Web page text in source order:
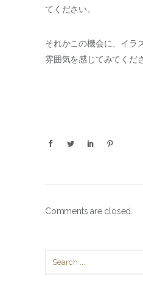
てください。
それかこの機会に、イラ
雰囲気を感じてみてくだ
Comments are closed.